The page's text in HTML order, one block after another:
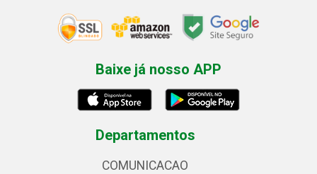
Baixe já nosso APP
Departamentos
COMUNICACAO